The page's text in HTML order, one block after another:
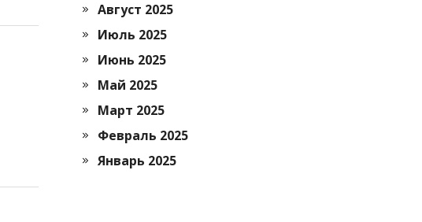
Август 2025
Июль 2025
Июнь 2025
Май 2025
Март 2025
Февраль 2025
Январь 2025